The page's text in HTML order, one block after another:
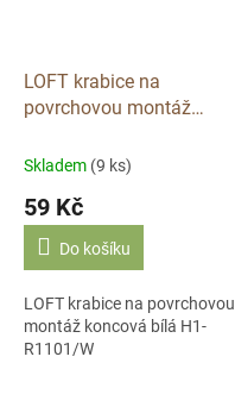
LOFT krabice na
povrchovou montáž
Skladem (9 ks)
59 Kč
Do košíku
LOFT krabice na povrchovou
montáž koncová bílá H1-
R1101/W